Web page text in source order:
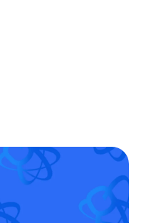
a terapie
che è un
preventivo